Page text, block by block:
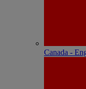
Canada -